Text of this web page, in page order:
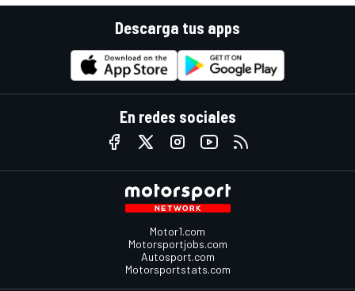
Descarga tus apps
En redes sociales
Motor1.com
Motorsportjobs.com
Autosport.com
Motorsportstats.com